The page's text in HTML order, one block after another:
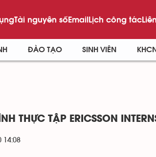
Tài nguyên sốEmailLịch công tác
ĐÀO TẠO SINH VIÊN
THỰC TẬP ERICSSON
14:08